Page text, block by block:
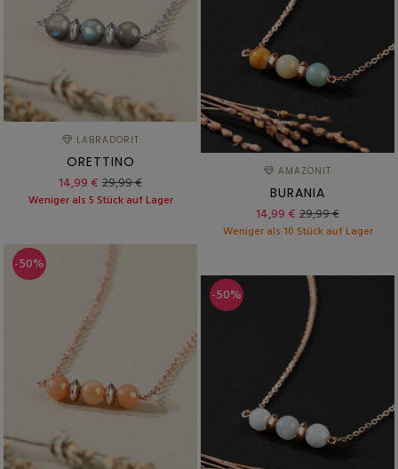
LABRADORIT
ORETTINO
14,99 € 29,99 €
Weniger als 5 Stück auf Lager
AMAZONIT
BURANIA
14,99 € 29,99 €
Weniger als 10 Stück auf Lager
-50%
-50%